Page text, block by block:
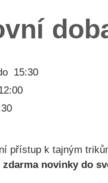
15:30
přístup k tajným
novinky do